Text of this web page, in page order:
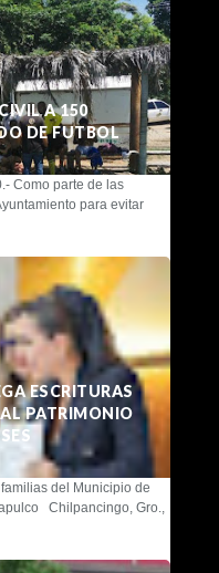
A 150
DE FUTBOL
Como parte de las
para evitar
ESCRITURAS
AL PATRIMONIO
del Municipio de
Chilpancingo, Gro.,